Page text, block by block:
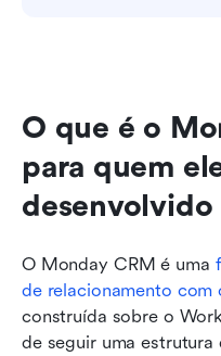
O que é o
para quem
desenvolvido
O Monday CRM é uma
de relacionamento com
construída sobre o
de seguir uma